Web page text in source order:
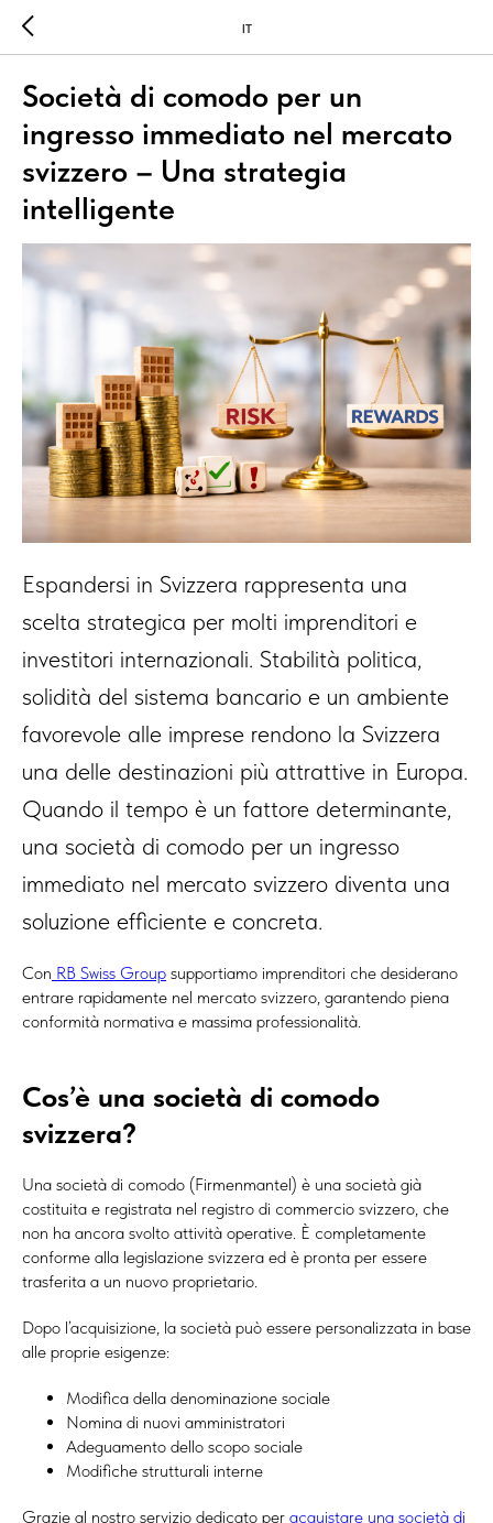
IT
Società di comodo per un
ingresso immediato nel mercato
svizzero – Una strategia
intelligente
Espandersi in Svizzera rappresenta una
scelta strategica per molti imprenditori e
investitori internazionali. Stabilità politica,
solidità del sistema bancario e un ambiente
favorevole alle imprese rendono la Svizzera
una delle destinazioni più attrattive in Europa.
Quando il tempo è un fattore determinante,
una società di comodo per un ingresso
immediato nel mercato svizzero diventa una
soluzione efficiente e concreta.
Con RB Swiss Group supportiamo imprenditori che desiderano
entrare rapidamente nel mercato svizzero, garantendo piena
conformità normativa e massima professionalità.
Cos’è una società di comodo
svizzera?
Una società di comodo (Firmenmantel) è una società già
costituita e registrata nel registro di commercio svizzero, che
non ha ancora svolto attività operative. È completamente
conforme alla legislazione svizzera ed è pronta per essere
trasferita a un nuovo proprietario.
Dopo l’acquisizione, la società può essere personalizzata in base
alle proprie esigenze:
Modifica della denominazione sociale
Nomina di nuovi amministratori
Adeguamento dello scopo sociale
Modifiche strutturali interne
Grazie al nostro servizio dedicato per acquistare una società di